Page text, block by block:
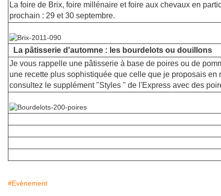
La foire de Brix, foire millénaire et foire aux chevaux en
prochain : 29 et 30 septembre.
La pâtisserie d'automne : les bourdelots ou douillons
Je vous rappelle une pâtisserie à base de poires ou de
une recette plus sophistiquée que celle que je proposais en
consultez le supplément "Styles " de l'Express avec des
#Evènement